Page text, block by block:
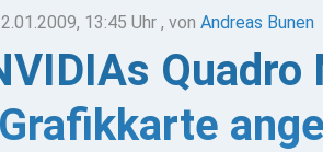
13:45 Uhr , vonAndreas Bunen
Quadro